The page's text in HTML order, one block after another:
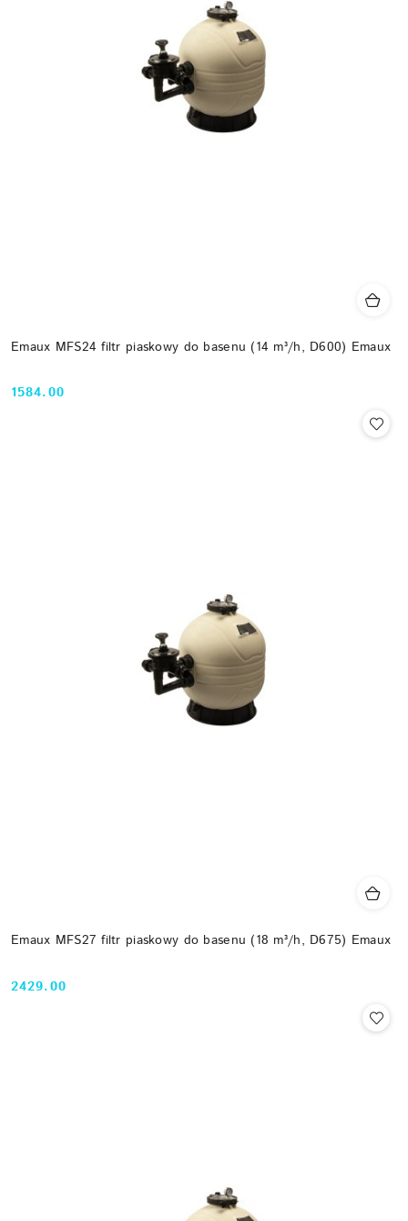
Emaux MFS24 filtr piaskowy do basenu (14 m³/h, D600) Emaux
Cena:
1584.00
Emaux MFS27 filtr piaskowy do basenu (18 m³/h, D675) Emaux
Cena:
2429.00